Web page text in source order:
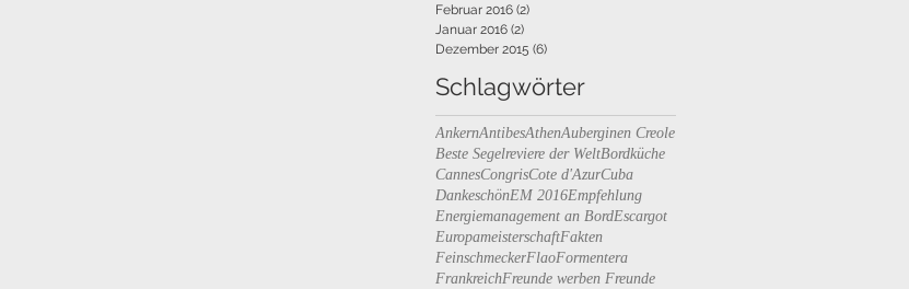
Februar 2016 (2)
Januar 2016 (2)
Dezember 2015 (6)
Schlagwörter
AnkernAntibesAthenAuberginen Creole
Beste Segelreviere der WeltBordküche
CannesCongrisCote d'AzurCuba
DankeschönEM 2016Empfehlung
Energiemanagement an BordEscargot
EuropameisterschaftFakten
FeinschmeckerFlaoFormentera
FrankreichFreunde werben Freunde